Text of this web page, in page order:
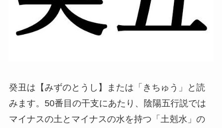
癸丑は【みずのとうし】または「きちゅう」と読
みます。50番目の干支にあたり、陰陽五行説では
マイナスの土とマイナスの水を持つ「土剋水」の